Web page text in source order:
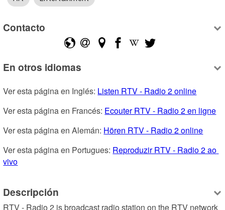
Contacto
En otros idiomas
Ver esta página en Inglés: Listen RTV - Radio 2 online
Ver esta página en Francés: Ecouter RTV - Radio 2 en ligne
Ver esta página en Alemán: Hören RTV - Radio 2 online
Ver esta página en Portugues: Reproduzir RTV - Radio 2 ao
vivo
Descripción
RTV - Radio 2 is broadcast radio station on the RTV network